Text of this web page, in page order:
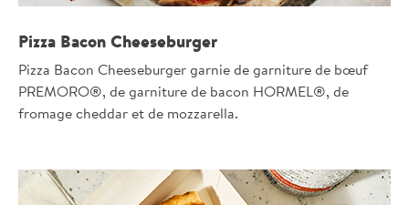
Pizza Bacon Cheeseburger
Pizza Bacon Cheeseburger garnie de garniture de bœuf
PREMORO®, de garniture de bacon HORMEL®, de
fromage cheddar et de mozzarella.